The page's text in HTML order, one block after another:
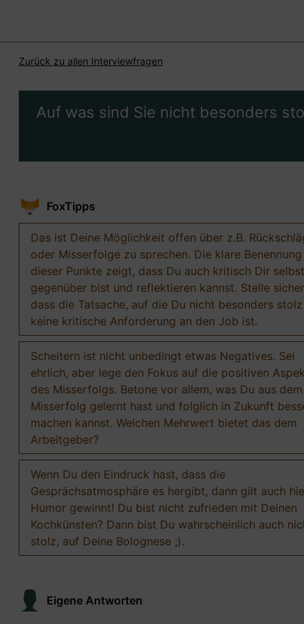
Zurück zu allen Interviewfragen
Auf was sind Sie nicht besonders
FoxTipps
Das ist Deine Möglichkeit offen über z.B.
oder Misserfolge zu sprechen. Die klare Benennung
dieser Punkte zeigt, dass Du auch kritisch Dir selbst
gegenüber bist und reflektieren kannst. Stelle
dass die Tatsache, auf die Du nicht besonders
keine kritische Anforderung an den Job ist.
Scheitern ist nicht unbedingt etwas Negatives. Sei
ehrlich, aber lege den Fokus auf die positiven
des Misserfolgs. Betone vor allem, was Du aus dem
Misserfolg gelernt hast und folglich in Zukunft
machen kannst. Welchen Mehrwert bietet das dem
Arbeitgeber?
Wenn Du den Eindruck hast, dass die
Gesprächsatmosphäre es hergibt, dann gilt auch
Humor gewinnt! Du bist nicht zufrieden mit Deinen
Kochkünsten? Dann bist Du wahrscheinlich auch
stolz, auf Deine Bolognese ;).
Eigene Antworten